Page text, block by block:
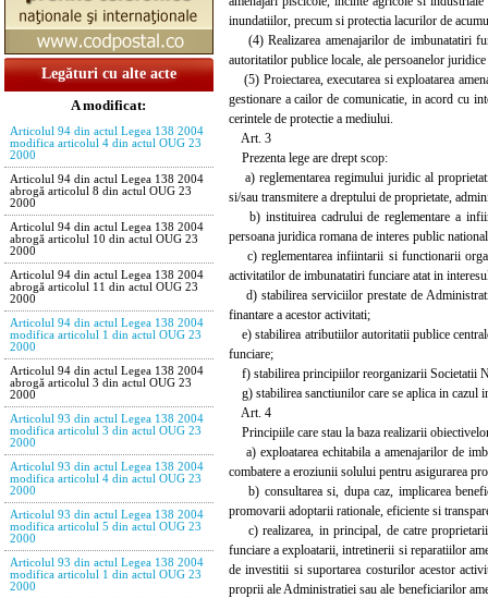
Legături cu alte acte
A modificat:
Articolul 94 din actul Legea 138 2004
modifica articolul 4 din actul OUG 23
2000
Articolul 94 din actul Legea 138 2004
abrogă articolul 8 din actul OUG 23
2000
Articolul 94 din actul Legea 138 2004
abrogă articolul 10 din actul OUG 23
2000
Articolul 94 din actul Legea 138 2004
abrogă articolul 11 din actul OUG 23
2000
Articolul 94 din actul Legea 138 2004
modifica articolul 1 din actul OUG 23
2000
Articolul 94 din actul Legea 138 2004
abrogă articolul 3 din actul OUG 23
2000
Articolul 93 din actul Legea 138 2004
modifica articolul 3 din actul OUG 23
2000
Articolul 93 din actul Legea 138 2004
modifica articolul 4 din actul OUG 23
2000
Articolul 93 din actul Legea 138 2004
modifica articolul 5 din actul OUG 23
2000
Articolul 93 din actul Legea 138 2004
modifica articolul 1 din actul OUG 23
2000
inundatiilor, precum si protectia lacurilor de
(4) Realizarea amenajarilor de imbunatatiri
autoritatilor publice locale, ale persoanelor
(5) Proiectarea, executarea si exploatarea
gestionare a cailor de comunicatie, in acord cu
cerintele de protectie a mediului.
Art. 3
Prezenta lege are drept scop:
a) reglementarea regimului juridic al
si/sau transmitere a dreptului de proprietate,
b) instituirea cadrului de reglementare a
persoana juridica romana de interes public
c) reglementarea infiintarii si functionarii
activitatilor de imbunatatiri funciare atat in
d) stabilirea serviciilor prestate de
finantare a acestor activitati;
e) stabilirea atributiilor autoritatii publice
funciare;
f) stabilirea principiilor reorganizarii Societatii
g) stabilirea sanctiunilor care se aplica in cazul
Art. 4
Principiile care stau la baza realizarii
a) exploatarea echitabila a amenajarilor de
combatere a eroziunii solului pentru asigurarea
b) consultarea si, dupa caz, implicarea
promovarii adoptarii rationale, eficiente si
c) realizarea, in principal, de catre
funciare a exploatarii, intretinerii si reparatiilor
de investitii si suportarea costurilor acestor
proprii ale Administratiei sau ale beneficiarilor